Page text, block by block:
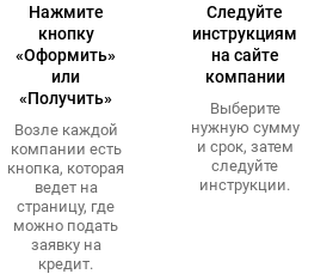
Нажмите
кнопку
«Оформить»
или
«Получить»
Возле каждой
компании есть
кнопка, которая
ведет на
страницу, где
можно подать
заявку на
кредит.
Следуйте
инструкциям
на сайте
компании
Выберите
нужную сумму
и срок, затем
следуйте
инструкции.